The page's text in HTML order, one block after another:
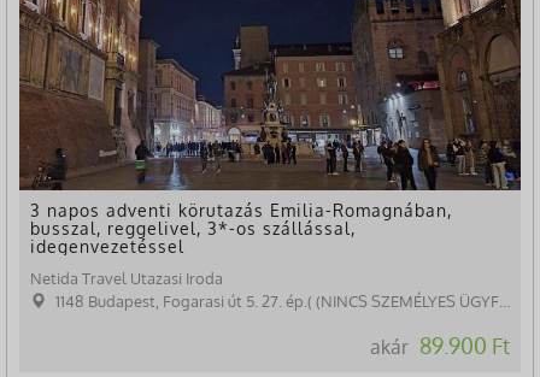
3 napos adventi körutazás Emilia-Romagnában,
busszal, reggelivel, 3*-os szállással,
idegenvezetéssel
Netida Travel Utazasi Iroda
1148 Budapest, Fogarasi út 5. 27. ép.( (NINCS SZEMÉLYES ÜGYFÉLFOGADÁS)
akár 89.900 Ft